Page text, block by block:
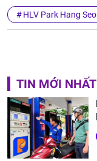
HLV Park Hang Seo
TIN MỚI NHẤT